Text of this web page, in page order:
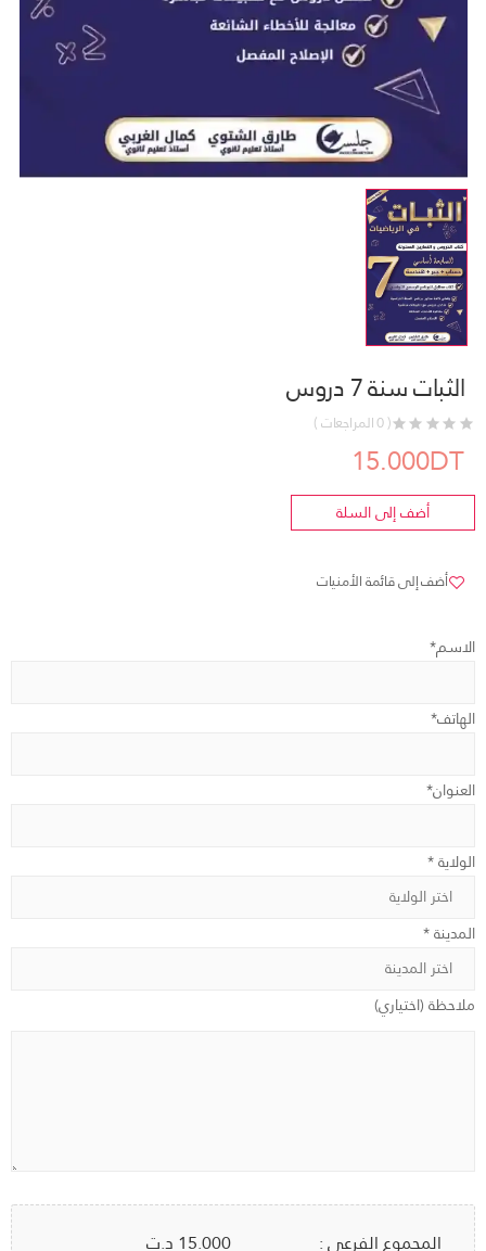
الثبات سنة 7 دروس
( 0 المراجعات )
15.000DT
أضف إلى السلة
أضف إلى قائمة الأمنيات
الاسم*
الهاتف*
العنوان*
الولاية *
المدينة *
ملاحظة (اختياري)
المجموع الفرعي : 15.000 د.ت